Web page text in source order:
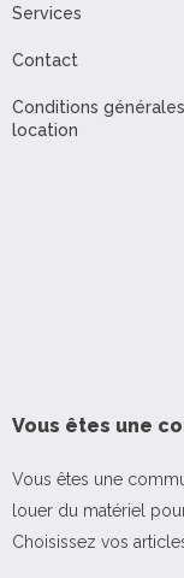
Services
Contact
Conditions
location
Vous êtes une
Vous êtes une
louer du matériel
Choisissez vos